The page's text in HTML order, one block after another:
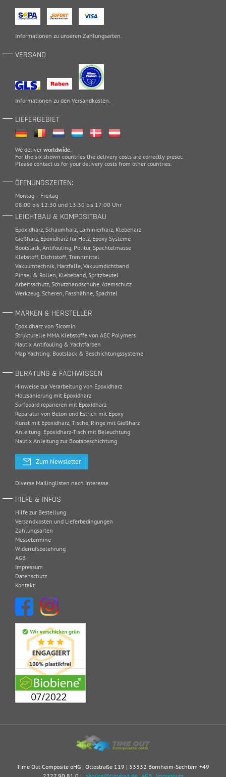
Informationen zu unseren Zahlungsarten
VERSAND
Informationen zu den Versandkosten
LIEFERGEBIET
We deliver worldwide
For the six shown countries the delivery costs are correctly preset.
Please contact us for your delivery costs from other countries.
ÖFFNUNGSZEITEN:
Montag – Freitag
08:00 bis 12:30 und 13:30 bis 17:00 Uhr
LEICHTBAU & KOMPOSITBAU
Epoxidharz Schaumharz Laminierharz Klebeharz
Gießharz Epoxidharz für Holz Epoxy Systeme
Bootslack Antifouling Politur, Spachtelmasse
Klebstoff Dichtstoff Trennmittel
Vakuumtechnik Harzfalle Vakuumdichtband
Pinsel & Rollen Klebeband Spritzbeutel
Arbeitsschutz Schutzhandschuhe Atemschutz
Werkzeug Scheren Fasshähne Spachtel
MARKEN & HERSTELLER
Epoxidharz von Sicomin
Strukturelle MMA Klebstoffe von AEC Polymers
Nautix Antifouling & Yachtfarben
Map Yachting: Bootslack & Beschichtungssysteme
BERATUNG & FACHWISSEN
Hinweise zur Verarbeitung von Epoxidharz
Holzsanierung mit Epoxidharz
Surfboard reparieren mit Epoxidharz
Reparatur von Beton und Estrich mit Epoxy
Kunst mit Epoxidharz, Tische, Ringe mit Gießharz
Anleitung: Epoxidharz-Tisch mit Beleuchtung
Nautix Anleitung zur Bootsbeschichtung
Zum Newsletter
Diverse Mailinglisten nach Interesse.
HILFE & INFOS
Hilfe zur Bestellung
Versandkosten und Lieferbedingungen
Zahlungsarten
Messetermine
Widerrufsbelehrung
AGB
Impressum
Datenschutz
Kontakt
Time Out Composite oHG | Ottostraße 119 | 53332 Bornheim-Sechtem +49